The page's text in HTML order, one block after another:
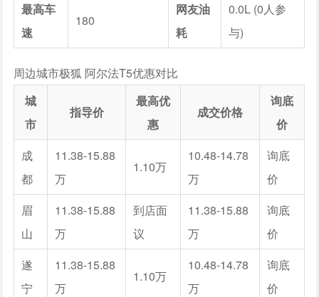
最高车
速
180
网友油
耗
0.0L (0人参
与)
周边城市极狐 阿尔法T5优惠对比
城
市
指导价
最高优
惠
成交价格
询底
价
成
都
11.38-15.88
万
1.10万
10.48-14.78
万
询底
价
眉
山
11.38-15.88
万
到店面
议
11.38-15.88
万
询底
价
遂
宁
11.38-15.88
万
1.10万
10.48-14.78
万
询底
价